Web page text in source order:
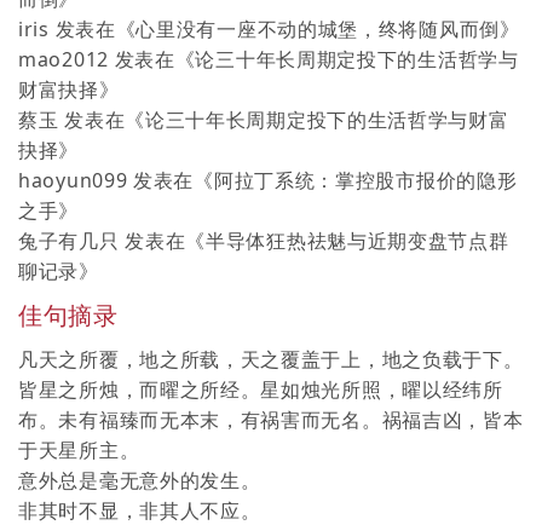
iris 发表在《心里没有一座不动的城堡，终将随风而倒》
mao2012 发表在《论三十年长周期定投下的生活哲学与
财富抉择》
蔡玉 发表在《论三十年长周期定投下的生活哲学与财富
抉择》
haoyun099 发表在《阿拉丁系统：掌控股市报价的隐形
之手》
兔子有几只 发表在《半导体狂热祛魅与近期变盘节点群
聊记录》
佳句摘录
凡天之所覆，地之所载，天之覆盖于上，地之负载于下。
皆星之所烛，而曜之所经。星如烛光所照，曜以经纬所
布。未有福臻而无本末，有祸害而无名。祸福吉凶，皆本
于天星所主。
意外总是毫无意外的发生。
非其时不显，非其人不应。